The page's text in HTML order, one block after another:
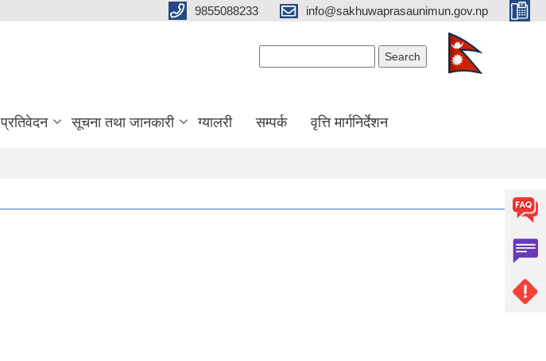
9855088233 info@sakhuwaprasaunimun.gov.np
प्रतिवेदन सूचना तथा जानकारी ग्यालरी सम्पर्क वृत्ति मार्गनिर्देशन